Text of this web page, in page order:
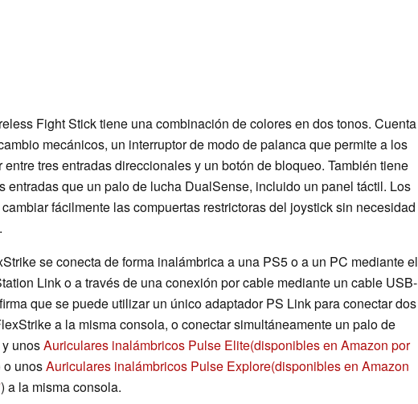
Fight Stick tiene una combinación de colores en dos tonos. Cuenta
mecánicos, un interruptor de modo de palanca que permite a los
entre tres entradas direccionales y un botón de bloqueo. También tiene
entradas que un palo de lucha DualSense, incluido un panel táctil. Los
fácilmente las compuertas restrictoras del joystick sin necesidad
se conecta de forma inalámbrica a una PS5 o a un PC mediante el
Link o a través de una conexión por cable mediante un cable USB-
que se puede utilizar un único adaptador PS Link para conectar dos
a la misma consola, o conectar simultáneamente un palo de
unosAuriculares inalámbricos Pulse Elite(disponibles en Amazon por
o unosAuriculares inalámbricos Pulse Explore(disponibles en Amazon
) a la misma consola.